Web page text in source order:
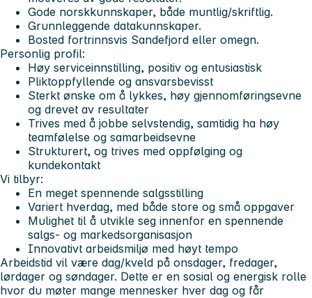
Gode norskkunnskaper, både muntlig/skriftlig.
Grunnleggende datakunnskaper.
Bosted fortrinnsvis Sandefjord eller omegn.
Personlig profil:
Høy serviceinnstilling, positiv og entusiastisk
Pliktoppfyllende og ansvarsbevisst
Sterkt ønske om å lykkes, høy gjennomføringsevne
og drevet av resultater
Trives med å jobbe selvstendig, samtidig ha høy
teamfølelse og samarbeidsevne
Strukturert, og trives med oppfølging og
kundekontakt
Vi tilbyr:
En meget spennende salgsstilling
Variert hverdag, med både store og små oppgaver
Mulighet til å utvikle seg innenfor en spennende
salgs- og markedsorganisasjon
Innovativt arbeidsmiljø med høyt tempo
Arbeidstid vil være dag/kveld på onsdager, fredager,
lørdager og søndager. Dette er en sosial og energisk rolle
hvor du møter mange mennesker hver dag og får